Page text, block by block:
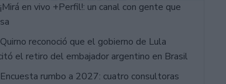
¡Mirá en vivo +Perfil!: un canal con gente que
Quirno reconoció que el gobierno de Lula
el retiro del embajador argentino en Brasil
Encuesta rumbo a 2027: cuatro consultoras